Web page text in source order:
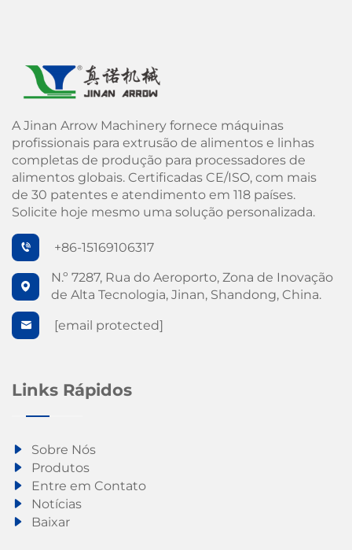
A Jinan Arrow Machinery fornece máquinas
profissionais para extrusão de alimentos e linhas
completas de produção para processadores de
alimentos globais. Certificadas CE/ISO, com mais
de 30 patentes e atendimento em 118 países.
Solicite hoje mesmo uma solução personalizada.
+86-15169106317
N.º 7287, Rua do Aeroporto, Zona de Inovação
de Alta Tecnologia, Jinan, Shandong, China.
[email protected]
Links Rápidos
Sobre Nós
Produtos
Entre em Contato
Notícias
Baixar